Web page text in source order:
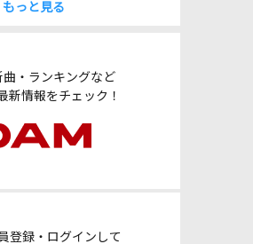
もっと見る
曲・ランキングなど
新情報をチェック！
登録・ログインして